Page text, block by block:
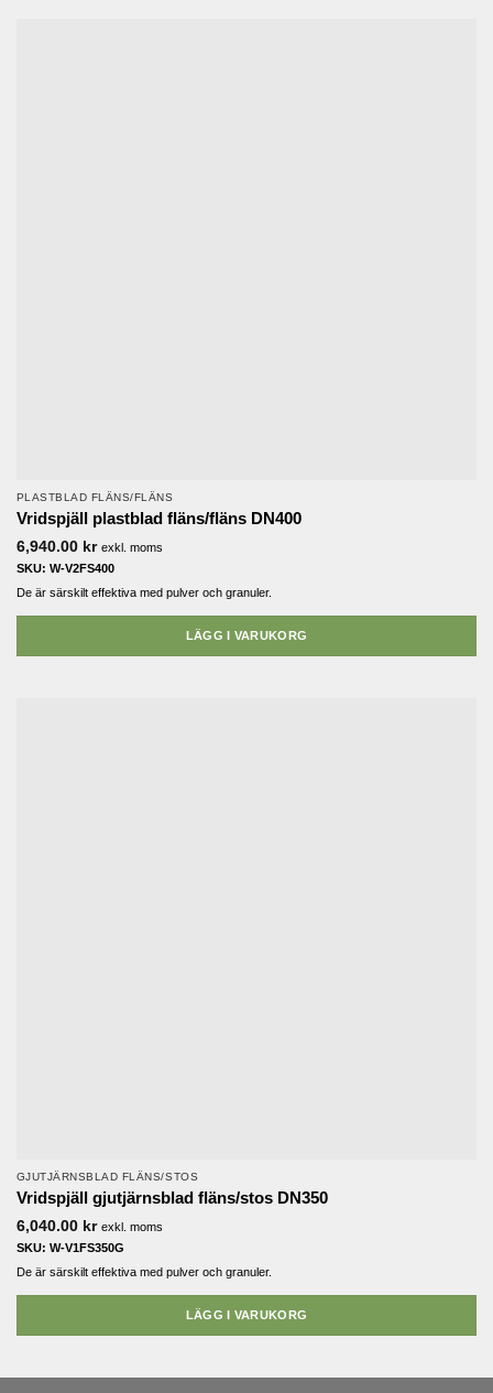
PLASTBLAD FLÄNS/FLÄNS
Vridspjäll plastblad fläns/fläns DN400
6,940.00 kr exkl. moms
SKU: W-V2FS400
De är särskilt effektiva med pulver och granuler.
LÄGG I VARUKORG
GJUTJÄRNSBLAD FLÄNS/STOS
Vridspjäll gjutjärnsblad fläns/stos DN350
6,040.00 kr exkl. moms
SKU: W-V1FS350G
De är särskilt effektiva med pulver och granuler.
LÄGG I VARUKORG